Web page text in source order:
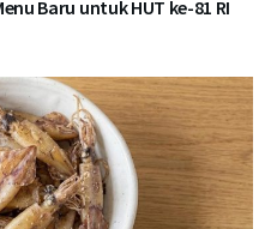
Baru untuk HUT ke-81 RI